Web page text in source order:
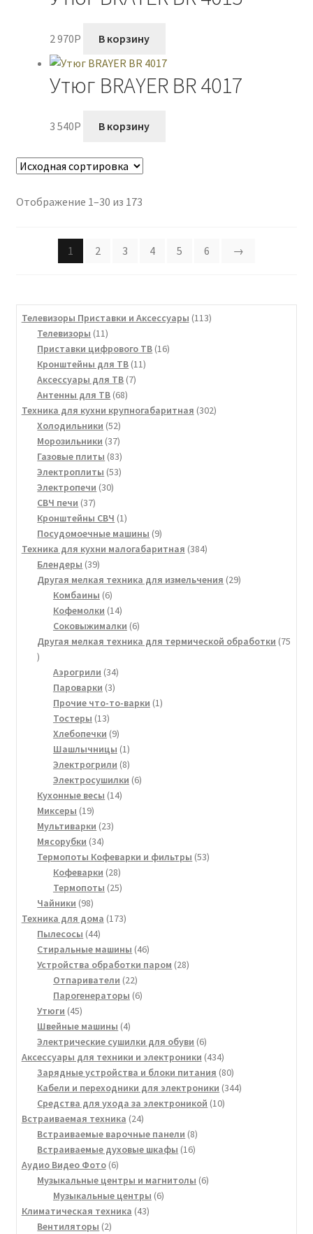
2 970P В корзину
Утюг BRAYER BR 4017
3 540P В корзину
Отображение 1–30 из 173
1 2 3 4 5 6 →
Телевизоры Приставки и Аксессуары 113113
Телевизоры 1111
товаров
Приставки цифрового ТВ 1616
Кронштейны для ТВ 1111
Аксессуары для ТВ 77
Антенны для ТВ 6868
товаров
Техника для кухни крупногабаритная 302302
Холодильники 5252
товара
Морозильники 3737
товаров
Газовые плиты 8383
товара
Электроплиты 5353
Электропечи 3030
СВЧ печи 3737
товаров
Кронштейны СВЧ 11
товар
Посудомоечные машины 99
товаров
Техника для кухни малогабаритная 384384
Блендеры 3939
товаров
Другая мелкая техника для измельчения 2929
Комбаины 66
товаров
Кофемолки 1414
товаров
Соковыжималки 66
товаров
Другая мелкая техника для термической обработки 75
75
товаров
Аэрогрили 3434
Пароварки 33
товара
Прочие что-то-варки 11
Тостеры 1313
товаров
Хлебопечки 99
товаров
Шашлычницы 11
товар
Электрогрили 88
товаров
Электросушилки 66
Кухонные весы 1414
Миксеры 1919
товаров
Мультиварки 2323
Мясорубки 3434
товара
Термопоты Кофеварки и фильтры 5353
Кофеварки 2828
товаров
Термопоты 2525
Чайники 9898
товаров
Техника для дома 173173
Пылесосы 4444
товара
Стиральные машины 4646
товаров
Устройства обработки паром 2828
Отпариватели 2222
товара
Парогенераторы 66
Утюги 4545
товаров
Швейные машины 44
товара
Электрические сушилки для обуви 66
товаров
Аксессуары для техники и электроники 434434
товара
Зарядные устройства и блоки питания 8080
товаров
Кабели и переходники для электроники 344344
Средства для ухода за электроникой 1010
Встраиваемая техника 2424
товара
Встраиваемые варочные панели 88
товаров
Встраиваемые духовые шкафы 1616
Аудио Видео Фото 66
товаров
Музыкальные центры и магнитолы 66
Музыкальные центры 66
Климатическая техника 4343
Вентиляторы 22